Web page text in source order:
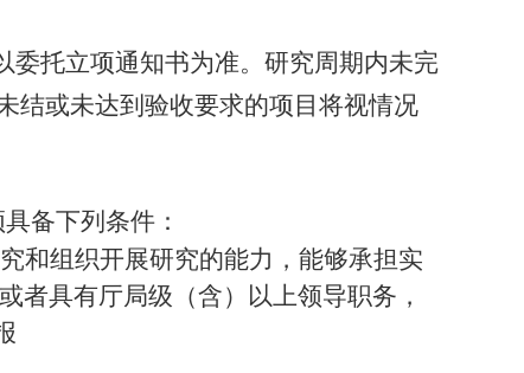
委托立项通知书为准。研究周期内未完
结或未达到验收要求的项目将视情况
备下列条件：
和组织开展研究的能力，能够承担实
者具有厅局级（含）以上领导职务，